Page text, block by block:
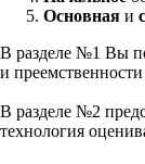
Основная и
В разделе №1 Вы
и
В разделе №2
технология